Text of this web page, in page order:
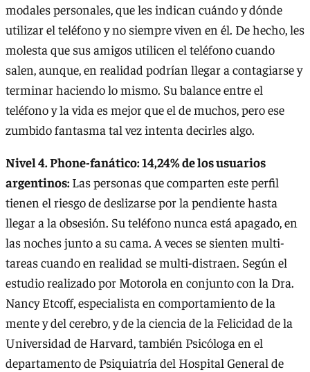
modales personales, que les indican cuándo y dónde
utilizar el teléfono y no siempre viven en él. De hecho, les
molesta que sus amigos utilicen el teléfono cuando
salen, aunque, en realidad podrían llegar a contagiarse y
terminar haciendo lo mismo. Su balance entre el
teléfono y la vida es mejor que el de muchos, pero ese
zumbido fantasma tal vez intenta decirles algo.
Nivel 4. Phone-fanático: 14,24% de los usuarios
argentinos:Las personas que comparten este perfil
tienen el riesgo de deslizarse por la pendiente hasta
llegar a la obsesión. Su teléfono nunca está apagado, en
las noches junto a su cama. A veces se sienten multi-
tareas cuando en realidad se multi-distraen. Según el
estudio realizado por Motorola en conjunto con la Dra.
Nancy Etcoff, especialista en comportamiento de la
mente y del cerebro, y de la ciencia de la Felicidad de la
Universidad de Harvard, también Psicóloga en el
departamento de Psiquiatría del Hospital General de